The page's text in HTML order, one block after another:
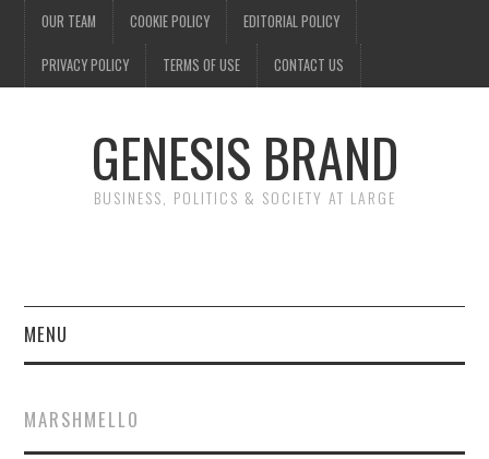
OUR TEAM COOKIE POLICY EDITORIAL POLICY
PRIVACY POLICY TERMS OF USE CONTACT US
GENESIS BRAND
BUSINESS, POLITICS & SOCIETY AT LARGE
MENU
FINANCE
MARSHMELLO